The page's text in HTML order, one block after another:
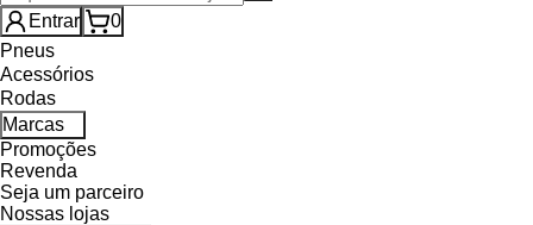
Entrar
0
Pneus
Acessórios
Rodas
Marcas
Promoções
Revenda
Seja um parceiro
Nossas lojas